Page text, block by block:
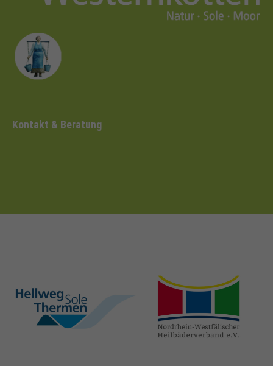
Kontakt & Beratung
hellweg-sole-
thermen.de
heilbaeder.de